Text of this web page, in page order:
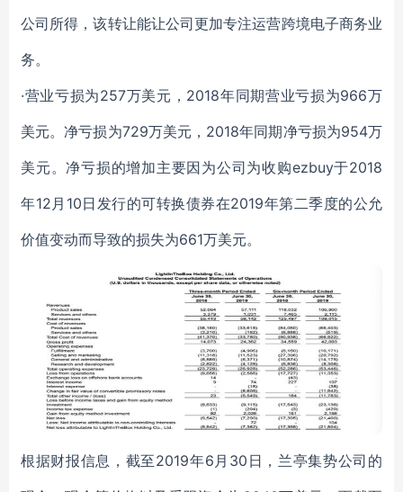
公司所得，该转让能让公司更加专注运营跨境电子商务业
务。
·营业亏损为257万美元，2018年同期营业亏损为966万
美元。净亏损为729万美元，2018年同期净亏损为954万
美元。净亏损的增加主要因为公司为收购ezbuy于2018
年12月10日发行的可转换债券在2019年第二季度的公允
价值变动而导致的损失为661万美元。
根据财报信息，截至2019年6月30日，兰亭集势公司的